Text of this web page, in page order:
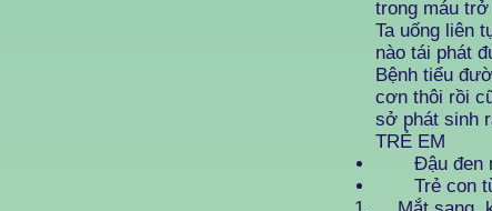
trong máu
Ta uống liên
nào tái phát
Bệnh tiểu
cơn thôi rồi
sở phát sinh
TRẺ EM
Đậu đen
Trẻ con từ